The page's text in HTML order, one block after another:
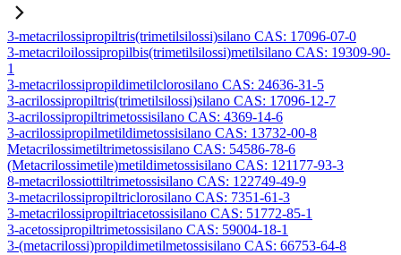
3-metacrilossipropiltris(trimetilsilossi)silano CAS: 17096-07-0
3-metacriloilossipropilbis(trimetilsilossi)metilsilano CAS: 19309-90-
1
3-metacrilossipropildimetilclorosilano CAS: 24636-31-5
3-acrilossipropiltris(trimetilsilossi)silano CAS: 17096-12-7
3-acrilossipropiltrimetossisilano CAS: 4369-14-6
3-acrilossipropilmetildimetossisilano CAS: 13732-00-8
Metacrilossimetiltrimetossisilano CAS: 54586-78-6
(Metacrilossimetile)metildimetossisilano CAS: 121177-93-3
8-metacrilossiottiltrimetossisilano CAS: 122749-49-9
3-metacrilossipropiltriclorosilano CAS: 7351-61-3
3-metacrilossipropiltriacetossisilano CAS: 51772-85-1
3-acetossipropiltrimetossisilano CAS: 59004-18-1
3-(metacrilossi)propildimetilmetossisilano CAS: 66753-64-8